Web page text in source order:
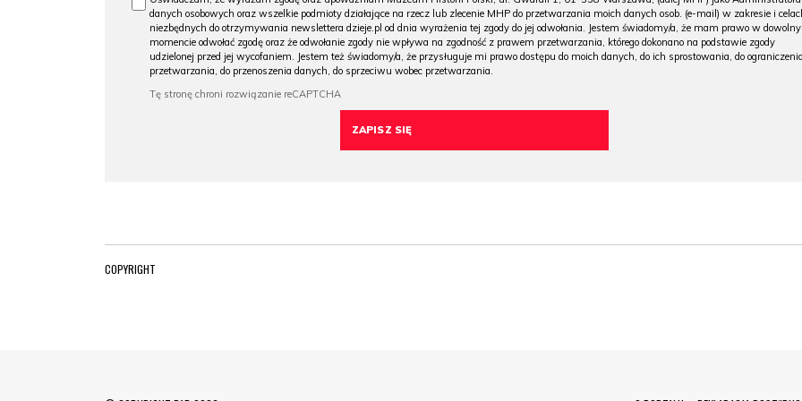
danych osobowych oraz wszelkie podmioty działające na rzecz lub zlecenie MHP do przetwarzania moich danych osob. (e-mail) w zakresie i
niezbędnych do otrzymywania newslettera dzieje.pl od dnia wyrażenia tej zgody do jej odwołania. Jestem świadomy/a, że mam prawo w
momencie odwołać zgodę oraz że odwołanie zgody nie wpływa na zgodność z prawem przetwarzania, którego dokonano na podstawie zgody
udzielonej przed jej wycofaniem. Jestem też świadomy/a, że przysługuje mi prawo dostępu do moich danych, do ich sprostowania, do ograniczenia
przetwarzania, do przenoszenia danych, do sprzeciwu wobec przetwarzania.
COPYRIGHT